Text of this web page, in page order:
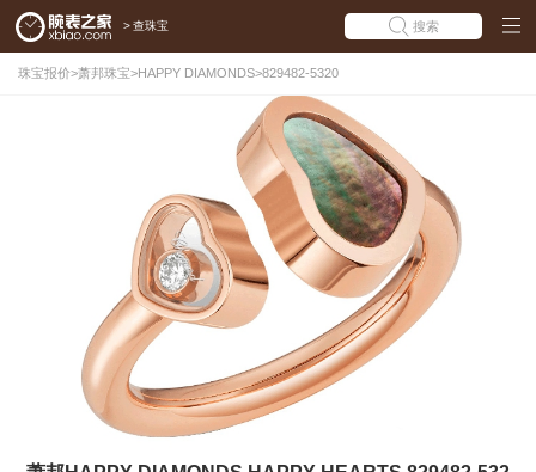
> 查珠宝 搜索
珠宝报价>萧邦珠宝>HAPPY DIAMONDS>829482-5320